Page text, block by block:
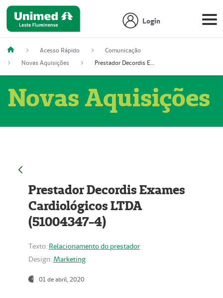
Login
Acesso Rápido
Comunicação
Novas Aquisições
Prestador Decordis Exames Cardiológicos LTDA (51004347-4)
Novas Aquisições
Prestador Decordis Exames
Cardiológicos LTDA
(51004347-4)
Texto: Relacionamento do prestador
Design: Marketing
01 de abril, 2020